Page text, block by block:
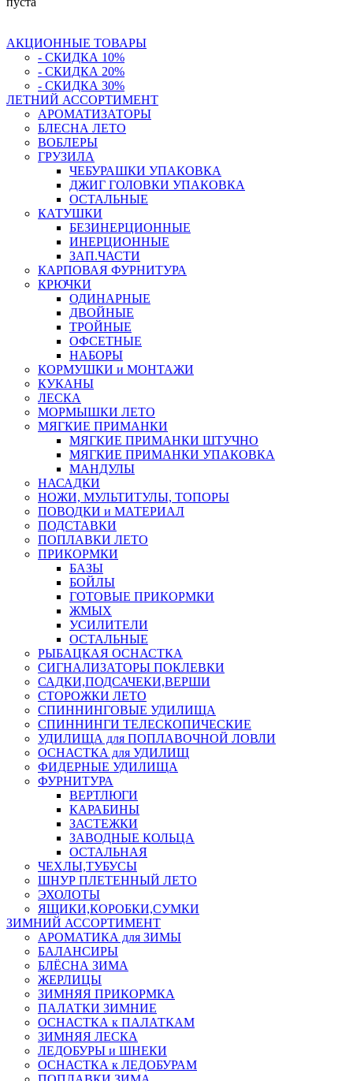
АКЦИОННЫЕ ТОВАРЫ
- СКИДКА 10%
- СКИДКА 20%
- СКИДКА 30%
ЛЕТНИЙ АССОРТИМЕНТ
АРОМАТИЗАТОРЫ
БЛЕСНА ЛЕТО
ВОБЛЕРЫ
ГРУЗИЛА
ЧЕБУРАШКИ УПАКОВКА
ДЖИГ ГОЛОВКИ УПАКОВКА
ОСТАЛЬНЫЕ
КАТУШКИ
БЕЗИНЕРЦИОННЫЕ
ИНЕРЦИОННЫЕ
ЗАП.ЧАСТИ
КАРПОВАЯ ФУРНИТУРА
КРЮЧКИ
ОДИНАРНЫЕ
ДВОЙНЫЕ
ТРОЙНЫЕ
ОФСЕТНЫЕ
НАБОРЫ
КОРМУШКИ и МОНТАЖИ
КУКАНЫ
ЛЕСКА
МОРМЫШКИ ЛЕТО
МЯГКИЕ ПРИМАНКИ
МЯГКИЕ ПРИМАНКИ ШТУЧНО
МЯГКИЕ ПРИМАНКИ УПАКОВКА
МАНДУЛЫ
НАСАДКИ
НОЖИ, МУЛЬТИТУЛЫ, ТОПОРЫ
ПОВОДКИ и МАТЕРИАЛ
ПОДСТАВКИ
ПОПЛАВКИ ЛЕТО
ПРИКОРМКИ
БАЗЫ
БОЙЛЫ
ГОТОВЫЕ ПРИКОРМКИ
ЖМЫХ
УСИЛИТЕЛИ
ОСТАЛЬНЫЕ
РЫБАЦКАЯ ОСНАСТКА
СИГНАЛИЗАТОРЫ ПОКЛЕВКИ
САДКИ,ПОДСАЧЕКИ,ВЕРШИ
СТОРОЖКИ ЛЕТО
СПИННИНГОВЫЕ УДИЛИЩА
СПИННИНГИ ТЕЛЕСКОПИЧЕСКИЕ
УДИЛИЩА для ПОПЛАВОЧНОЙ ЛОВЛИ
ОСНАСТКА для УДИЛИЩ
ФИДЕРНЫЕ УДИЛИЩА
ФУРНИТУРА
ВЕРТЛЮГИ
КАРАБИНЫ
ЗАСТЕЖКИ
ЗАВОДНЫЕ КОЛЬЦА
ОСТАЛЬНАЯ
ЧЕХЛЫ,ТУБУСЫ
ШНУР ПЛЕТЕННЫЙ ЛЕТО
ЭХОЛОТЫ
ЯЩИКИ,КОРОБКИ,СУМКИ
ЗИМНИЙ АССОРТИМЕНТ
АРОМАТИКА для ЗИМЫ
БАЛАНСИРЫ
БЛЁСНА ЗИМА
ЖЕРЛИЦЫ
ЗИМНЯЯ ПРИКОРМКА
ПАЛАТКИ ЗИМНИЕ
ОСНАСТКА к ПАЛАТКАМ
ЗИМНЯЯ ЛЕСКА
ЛЕДОБУРЫ и ШНЕКИ
ОСНАСТКА к ЛЕДОБУРАМ